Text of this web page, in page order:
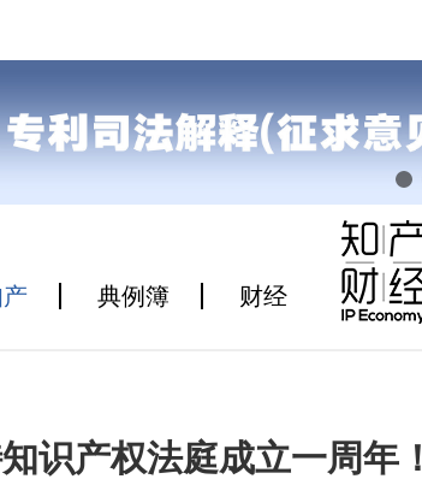
典例簿 财经
识产权法庭成立一周年！